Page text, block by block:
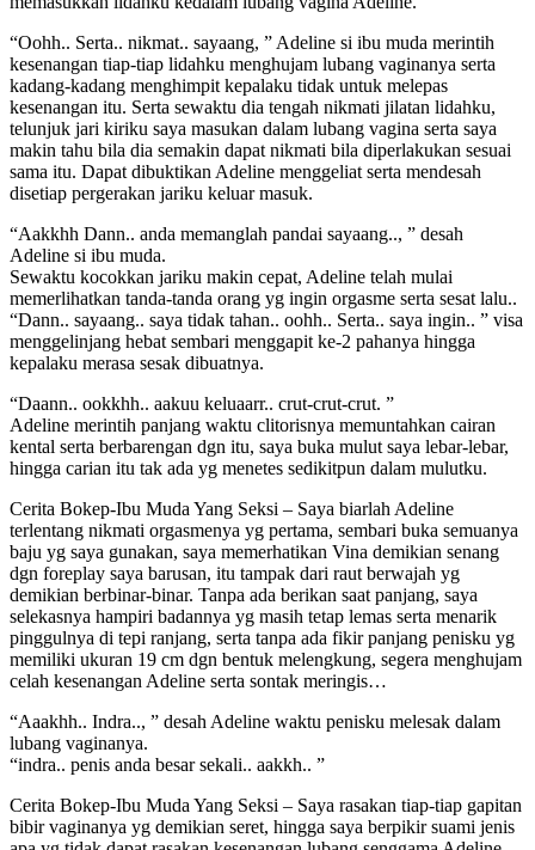
“Oohh.. Serta.. nikmat.. sayaang, ” Adeline si ibu muda merintih
kesenangan tiap-tiap lidahku menghujam lubang vaginanya serta
kadang-kadang menghimpit kepalaku tidak untuk melepas
kesenangan itu. Serta sewaktu dia tengah nikmati jilatan lidahku,
telunjuk jari kiriku saya masukan dalam lubang vagina serta saya
makin tahu bila dia semakin dapat nikmati bila diperlakukan sesuai
sama itu. Dapat dibuktikan Adeline menggeliat serta mendesah
disetiap pergerakan jariku keluar masuk.
“Aakkhh Dann.. anda memanglah pandai sayaang.., ” desah
Adeline si ibu muda.
Sewaktu kocokkan jariku makin cepat, Adeline telah mulai
memerlihatkan tanda-tanda orang yg ingin orgasme serta sesat lalu..
“Dann.. sayaang.. saya tidak tahan.. oohh.. Serta.. saya ingin.. ” visa
menggelinjang hebat sembari menggapit ke-2 pahanya hingga
kepalaku merasa sesak dibuatnya.
“Daann.. ookkhh.. aakuu keluaarr.. crut-crut-crut. ”
Adeline merintih panjang waktu clitorisnya memuntahkan cairan
kental serta berbarengan dgn itu, saya buka mulut saya lebar-lebar,
hingga carian itu tak ada yg menetes sedikitpun dalam mulutku.
Cerita Bokep-Ibu Muda Yang Seksi – Saya biarlah Adeline
terlentang nikmati orgasmenya yg pertama, sembari buka semuanya
baju yg saya gunakan, saya memerhatikan Vina demikian senang
dgn foreplay saya barusan, itu tampak dari raut berwajah yg
demikian berbinar-binar. Tanpa ada berikan saat panjang, saya
selekasnya hampiri badannya yg masih tetap lemas serta menarik
pinggulnya di tepi ranjang, serta tanpa ada fikir panjang penisku yg
memiliki ukuran 19 cm dgn bentuk melengkung, segera menghujam
celah kesenangan Adeline serta sontak meringis…
“Aaakhh.. Indra.., ” desah Adeline waktu penisku melesak dalam
lubang vaginanya.
“indra.. penis anda besar sekali.. aakkh.. ”
Cerita Bokep-Ibu Muda Yang Seksi – Saya rasakan tiap-tiap gapitan
bibir vaginanya yg demikian seret, hingga saya berpikir suami jenis